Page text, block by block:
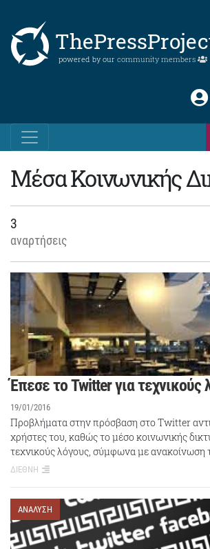
powered by our community members
Μέσα Κοινωνικής
3
αναρτήσεις
Έπεσε το Twitter για τεχνικούς
19/01/2016
Προβλήματα στην πρόσβαση στο Twitter
χρήστες του, καθώς το μέσο κοινωνικής
τεχνικούς λόγους, σύμφωνα με ανακοίνωση
ΔΙΕΘΝΗ
ΑΝΑΛΥΣΗ